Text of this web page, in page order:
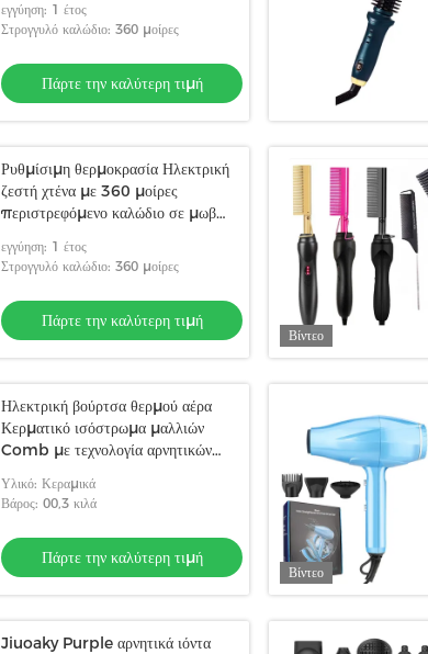
εγγύηση: 1 έτος
Στρογγυλό καλώδιο: 360 μοίρες
Πάρτε την καλύτερη τιμή
Ρυθμίσιμη θερμοκρασία Ηλεκτρική
ζεστή χτένα με 360 μοίρες
περιστρεφόμενο καλώδιο σε μωβ
εγγύηση: 1 έτος
Στρογγυλό καλώδιο: 360 μοίρες
Πάρτε την καλύτερη τιμή
Βίντεο
Ηλεκτρική βούρτσα θερμού αέρα
Κερματικό ισόστρωμα μαλλιών
Comb με τεχνολογία αρνητικών
Υλικό: Κεραμικά
Βάρος: 00,3 κιλά
Πάρτε την καλύτερη τιμή
Βίντεο
Jiuoaky Purple αρνητικά ιόντα